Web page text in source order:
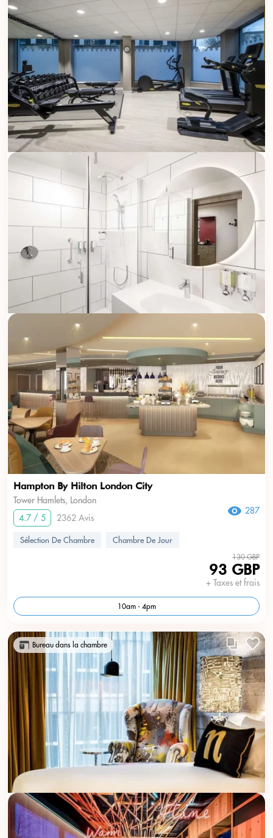
Hampton By Hilton London City
Tower Hamlets, London
4.7 / 5
2362 Avis
287
Sélection De Chambre Chambre De Jour
130 GBP
93 GBP
+ Taxes et frais
10am - 4pm
Bureau dans la chambre